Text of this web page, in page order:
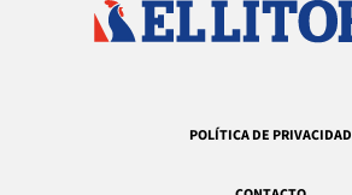
POLÍTICA DE PRIVACIDAD